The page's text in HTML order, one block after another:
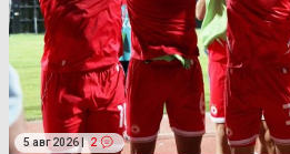
5 авг 2026 | 2